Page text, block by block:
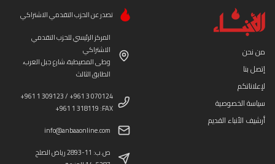
من نحن
إتصل بنا
لإعلاناتكم
سياسة الخصوصية
أرشيف الأنباء القديم
تصدر عن الحزب التقدمي الاشتراكي
المركز الرئيسي للحزب التقدمي
الاشتراكي
وطى المصيطبة، شارع جبل العرب،
الطابق الثالث
+961 1 309123 / +961 3 070124
+961 1 318119 :FAX
info@anbaaonline.com
ص.ب: 11-2893 رياض الصلح